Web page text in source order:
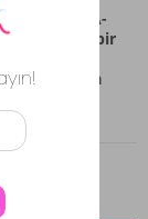
REMSA-
stil sahibi bir
stilinize
amacıyla